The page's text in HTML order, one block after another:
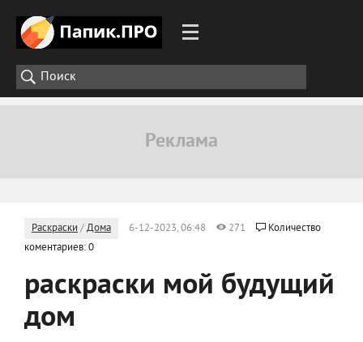
Раскраски /Дома 6-12-2023, 06:48 271
Количество
коментариев: 0
раскраски мой будущий
дом